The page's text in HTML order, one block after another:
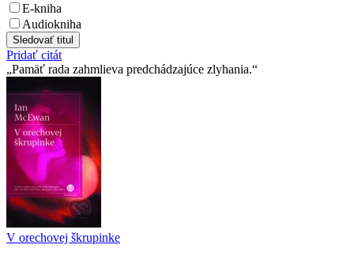
E-kniha
Audiokniha
Sledovať titul
Pridať citát
Pamäť rada zahmlieva predchádzajúce zlyhania.
V orechovej škrupinke